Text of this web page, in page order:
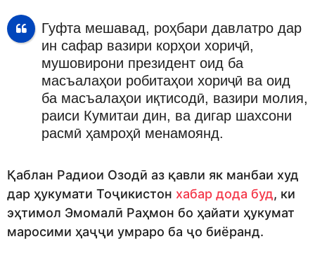
Гуфта мешавад, роҳбари давлатро дар
ин сафар вазири корҳои хориҷӣ,
мушовирони президент оид ба
масъалаҳои робитаҳои хориҷӣ ва оид
ба масъалаҳои иқтисодӣ, вазири молия,
раиси Кумитаи дин, ва дигар шахсони
расмӣ ҳамроҳӣ менамоянд.
Қаблан Радиои Озодӣ аз қавли як манбаи худ
дар ҳукумати Тоҷикистон хабар дода буд, ки
эҳтимол Эмомалӣ Раҳмон бо ҳайати ҳукумат
маросими ҳаҷҷи умраро ба ҷо биёранд.